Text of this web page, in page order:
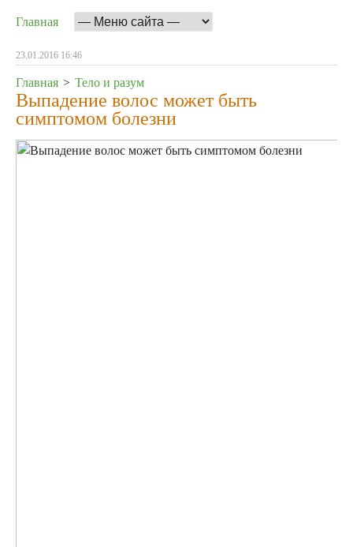
Главная
23.01.2016 16:46
Главная > Тело и разум
Выпадение волос может быть
симптомом болезни